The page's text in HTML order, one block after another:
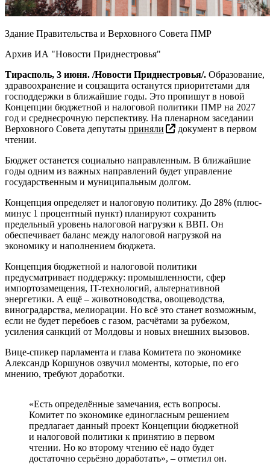
Здание Правительства и Верховного Совета ПМР
Архив ИА "Новости Приднестровья"
Тирасполь, 3 июня. /Новости Приднестровья/. Образование,
здравоохранение и соцзащита останутся приоритетами для
господдержки в ближайшие годы. Это пропишут в новой
Концепции бюджетной и налоговой политики ПМР на 2027
год и среднесрочную перспективу. На пленарном заседании
Верховного Совета депутаты приняли
документ в первом
чтении.
Бюджет останется социально направленным. В ближайшие
годы одним из важных направлений будет управление
государственным и муниципальным долгом.
Концепция определяет и налоговую политику. До 28% (плюс-
минус 1 процентный пункт) планируют сохранить
предельный уровень налоговой нагрузки к ВВП. Он
обеспечивает баланс между налоговой нагрузкой на
экономику и наполнением бюджета.
Концепция бюджетной и налоговой политики
предусматривает поддержку: промышленности, сфер
импортозамещения, IT-технологий, альтернативной
энергетики. А ещё – животноводства, овощеводства,
виноградарства, мелиорации. Но всё это станет возможным,
если не будет перебоев с газом, расчётами за рубежом,
усиления санкций от Молдовы и новых внешних вызовов.
Вице-спикер парламента и глава Комитета по экономике
Александр Коршунов озвучил моменты, которые, по его
мнению, требуют доработки.
«Есть определённые замечания, есть вопросы.
Комитет по экономике единогласным решением
предлагает данный проект Концепции бюджетной
и налоговой политики к принятию в первом
чтении. Но ко второму чтению её надо будет
достаточно серьёзно доработать», – отметил он.